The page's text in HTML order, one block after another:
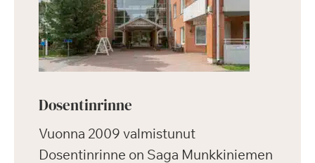
Dosentinrinne
Vuonna 2009 valmistunut
Dosentinrinne on Saga Munkkiniemen